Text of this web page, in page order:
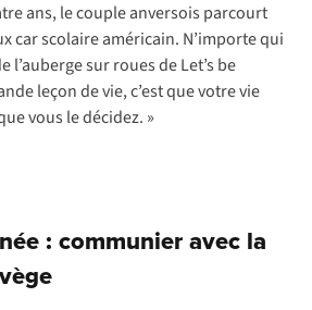
ans, le couple anversois parcourt
car scolaire américain. N’importe qui
l’auberge sur roues de Let’s be
leçon de vie, c’est que votre vie
vous le décidez. »
: communier avec la